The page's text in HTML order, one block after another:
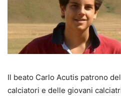
Il beato Carlo Acutis patrono
calciatori e delle giovani